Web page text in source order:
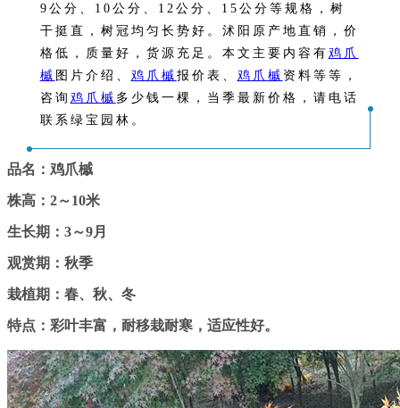
9公分、10公分、12公分、15公分等规格，树
干挺直，树冠均匀长势好。沭阳原产地直销，价
格低，质量好，货源充足。本文主要内容有 鸡爪
槭 图片介绍、 鸡爪槭 报价表、 鸡爪槭 资料等等，
咨询 鸡爪槭 多少钱一棵，当季最新价格，请电话
联系绿宝园林。
品名：鸡爪槭
株高：2～10米
生长期：3～9月
观赏期：秋季
栽植期：春、秋、冬
特点：彩叶丰富，耐移栽耐寒，适应性好。